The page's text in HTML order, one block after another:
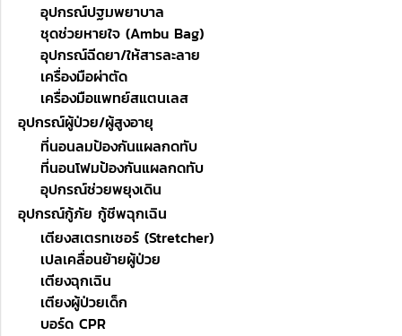
อุปกรณ์ปฐมพยาบาล
ชุดช่วยหายใจ (Ambu Bag)
อุปกรณ์ฉีดยา/ให้สารละลาย
เครื่องมือผ่าตัด
เครื่องมือแพทย์สแตนเลส
อุปกรณ์ผู้ป่วย/ผู้สูงอายุ
ที่นอนลมป้องกันแผลกดทับ
ที่นอนโฟมป้องกันแผลกดทับ
อุปกรณ์ช่วยพยุงเดิน
อุปกรณ์กู้ภัย กู้ชีพฉุกเฉิน
เตียงสเตรทเชอร์ (Stretcher)
เปลเคลื่อนย้ายผู้ป่วย
เตียงฉุกเฉิน
เตียงผู้ป่วยเด็ก
บอร์ด CPR